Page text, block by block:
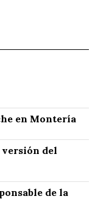
en Montería
del
de la